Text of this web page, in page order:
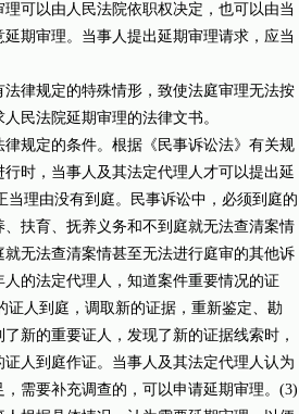
可以由人民法院依职权决定，也可以由当
期审理。当事人提出延期审理请求，应当
律规定的特殊情形，致使法庭审理无法按
民法院延期审理的法律文书。
规定的条件。根据《民事诉讼法》有关规
时，当事人及其法定代理人才可以提出延
理由没有到庭。民事诉讼中，必须到庭的
扶育、抚养义务和不到庭就无法查清案情
无法查清案情甚至无法进行庭审的其他诉
的法定代理人，知道案件重要情况的证
证人到庭，调取新的证据，重新鉴定、勘
新的重要证人，发现了新的证据线索时，
人到庭作证。当事人及其法定代理人认为
需要补充调查的，可以申请延期审理。(3)